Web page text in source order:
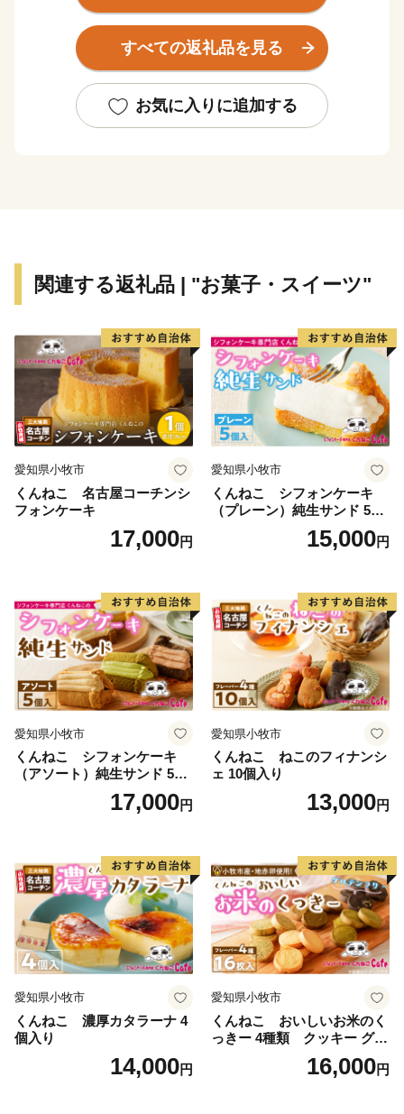
市として発展してきました。稲作、果樹などを栽培し、
なかでもイチジクは全国有数の産地となっています。ま
た、地理的にも恵まれ、自動車関連企業をはじめとする
り、今では都市と田園のバランスが取れたまちとなって
います。
力あふれるまちづくりを進めています。
すべての返礼品を見る
お気に入りに追加する
関連する返礼品 | "お菓子・スイーツ"
愛知県小牧市
くんねこ 名古屋コーチンシ
フォンケーキ
17,000円
愛知県小牧市
くんねこ シフォンケーキ
（プレーン）純生サンド 5個
15,000円
愛知県小牧市
くんねこ シフォンケーキ
（アソート）純生サンド 5個
17,000円
愛知県小牧市
くんねこ ねこのフィナンシ
ェ 10個入り
13,000円
愛知県小牧市
くんねこ 濃厚カタラーナ 4
個入り
14,000円
愛知県小牧市
くんねこ おいしいお米のく
っきー 4種類 クッキー グル
16,000円